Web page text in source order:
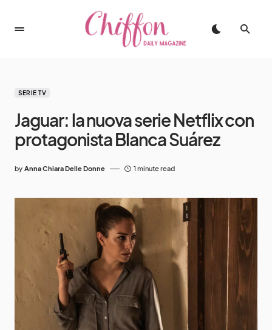
SERIE TV
Jaguar: la nuova serie Netflix con
protagonista Blanca Suárez
by Anna Chiara Delle Donne 1 minute read